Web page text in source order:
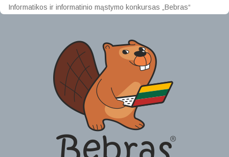
Informatikos ir informatinio mąstymo konkursas „Bebras“